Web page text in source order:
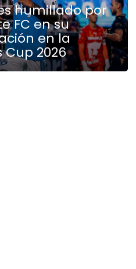
humillado por
FC en su
en la
Cup 2026